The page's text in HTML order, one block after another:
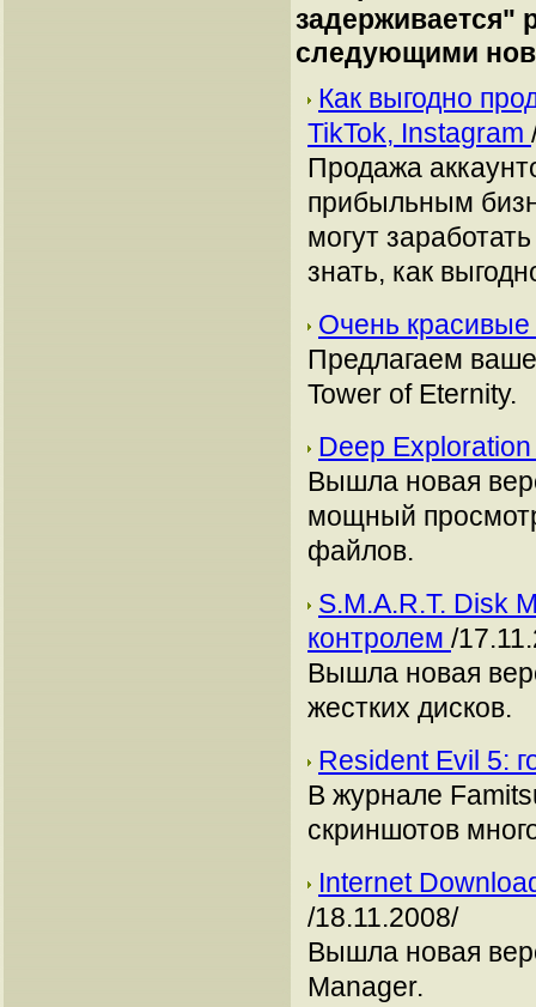
задерживается"
следующими
Как выгодно
TikTok, Instagram
Продажа
прибыльным
могут
знать, как
Очень
Предлагаем
Tower of Eternity.
Deep
Вышла новая
мощный
файлов.
S.M.A.R.T. Disk
контролем /
Вышла новая
жестких дисков.
Resident Evil 5:
В журнале
скриншотов
Internet
/18.11.2008/
Вышла новая
Manager.